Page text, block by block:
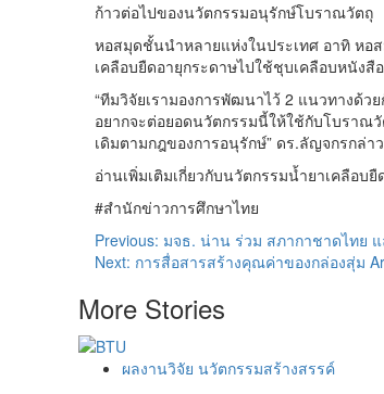
ก้าวต่อไปของนวัตกรรมอนุรักษ์โบราณวัตถุ
หอสมุดชั้นนำหลายแห่งในประเทศ อาทิ หอ
เคลือบยืดอายุกระดาษไปใช้ชุบเคลือบหนัง
“ทีมวิจัยเรามองการพัฒนาไว้ 2 แนวทางด้
อยากจะต่อยอดนวัตกรรมนี้ให้ใช้กับโบราณ
เดิมตามกฎของการอนุรักษ์” ดร.ลัญจกรกล่า
อ่านเพิ่มเติมเกี่ยวกับนวัตกรรมน้ำยาเคลือบ
#สำนักข่าวการศึกษาไทย
Post
navigation
Previous: มจธ. น่าน ร่วม สภากาชาดไทย แ
Next: การสื่อสารสร้างคุณค่าของกล่องสุ่ม
More Stories
ผลงานวิจัย นวัตกรรมสร้างสรรค์